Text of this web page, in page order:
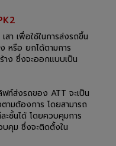
า เพื่อใช้ในการส่งรถขึ้น
หรือ ยกได้ตามการ
ง ซึ่งจะออกแบบเป็น
ท์ส่งรถของ ATT จะเป็น
ามต้องการ โดยสามารถ
ะชั้นได้ โดยควบคุมการ
คุม ซึ่งจะติดตั้งใน